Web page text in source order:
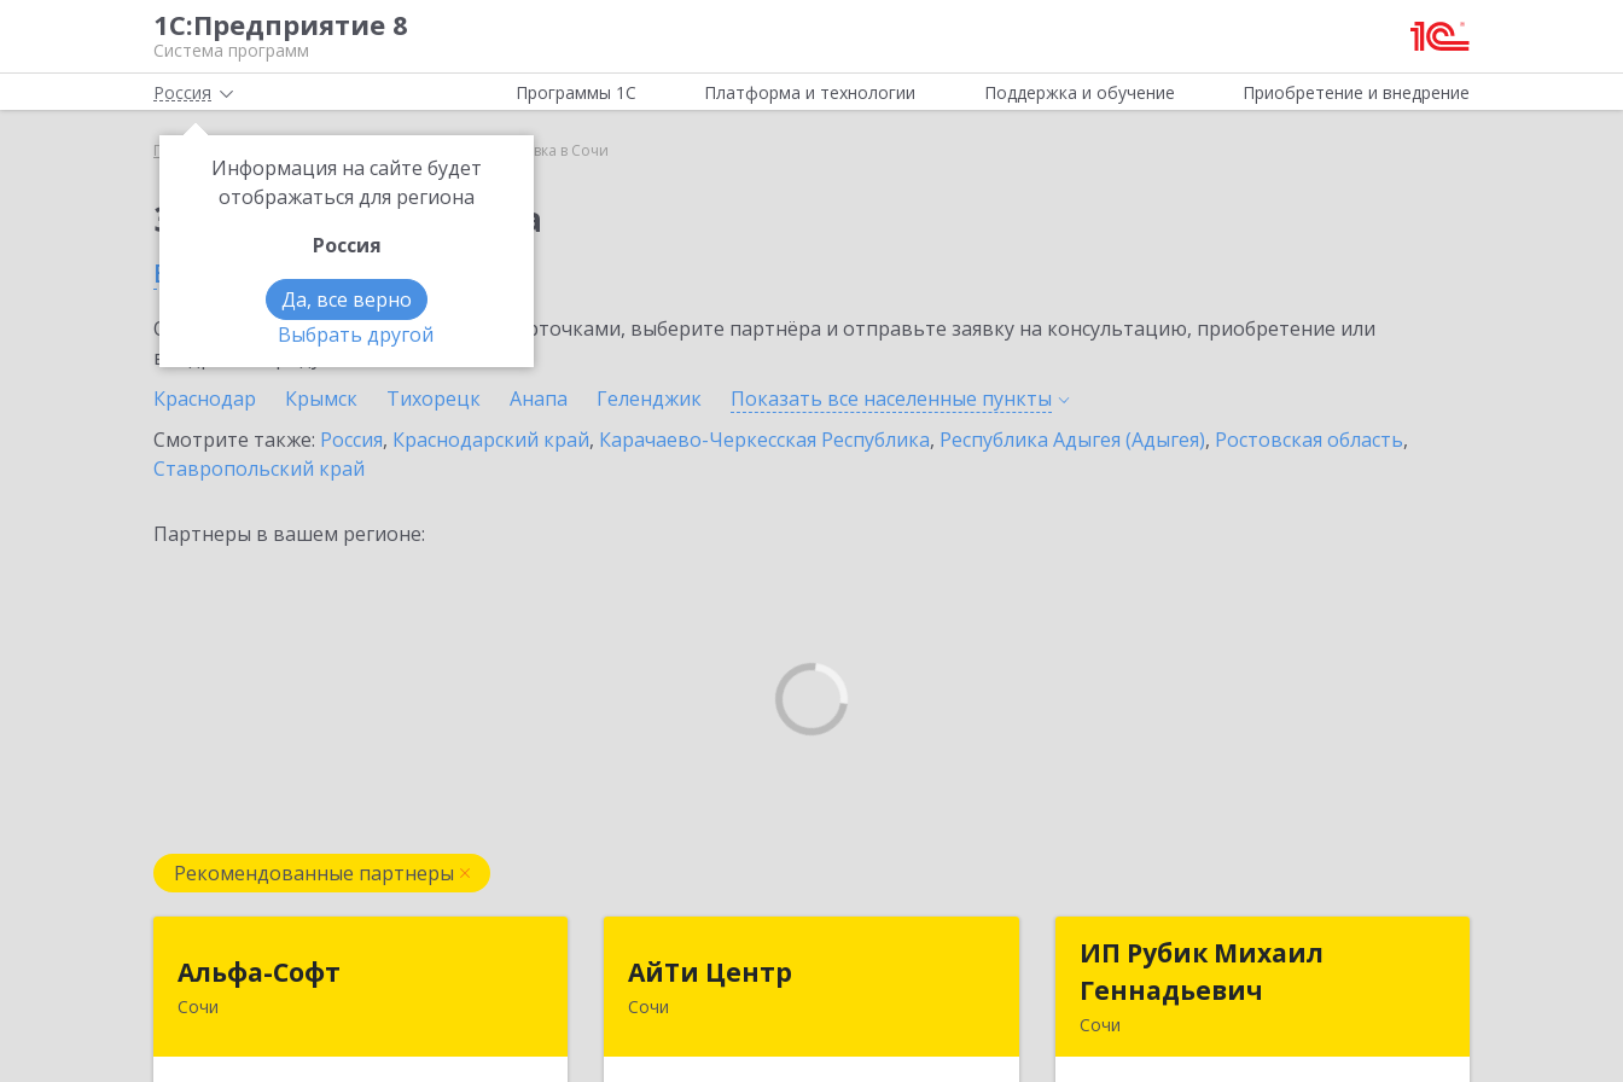
1С:Предприятие 8
Система программ
Россия
Информация на сайте будет
отображаться для региона
Россия
Да, все верно
Выбрать другой
Программы 1С Платформа и технологии Поддержка и обучение Приобретение и внедрение
Главная 1С:Доставка в Сочи
Заказать 1С:Доставка
в Сочи
Ознакомьтесь с информационными карточками, выберите партнёра и отправьте заявку на консультацию, приобретение или
внедрение продукта.
Краснодар
Крымск Тихорецк Анапа Геленджик Показать все населенные пункты
Смотрите также: Россия, Краснодарский край, Карачаево-Черкесская Республика, Республика Адыгея (Адыгея), Ростовская область,
Ставропольский край
Партнеры в вашем регионе:
Рекомендованные партнеры
Альфа-Софт
Сочи354000, Краснодарский край, Сочи г,
АйТи Центр
Сочи354000, Краснодарский край, Сочи,
ИП Рубик Михаил
Геннадьевич
Сочи
ИП Рубик Михаил